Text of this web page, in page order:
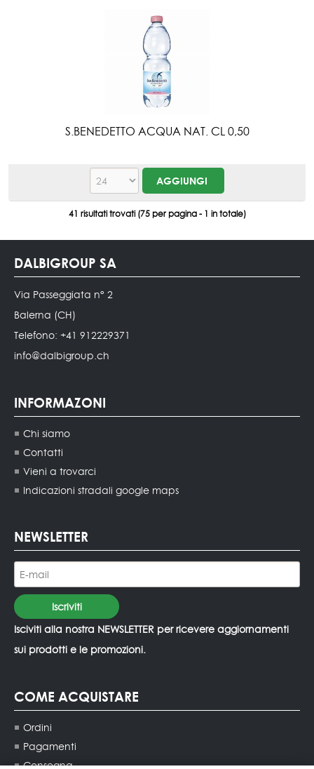
S.BENEDETTO ACQUA NAT. CL 0,50
41 risultati trovati (75 per pagina - 1 in totale)
DALBIGROUP SA
Via Passeggiata n° 2
Balerna (CH)
Telefono: +41 912229371
info@dalbigroup.ch
INFORMAZONI
Chi siamo
Contatti
Vieni a trovarci
Indicazioni stradali google maps
NEWSLETTER
Isciviti alla nostra NEWSLETTER per ricevere aggiornamenti
sui prodotti e le promozioni.
COME ACQUISTARE
Ordini
Pagamenti
Consegna